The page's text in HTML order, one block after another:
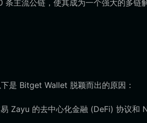
条主流公链，使其成为一个强大的多链
是 Bitget Wallet 脱颖而出的原因：
Zayu 的去中心化金融 (DeFi) 协议和